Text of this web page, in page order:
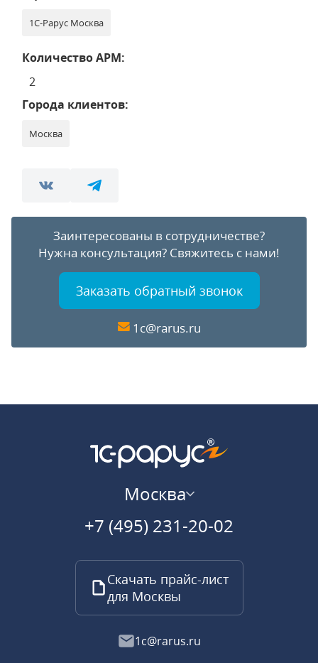
1С-Рарус Москва
Количество АРМ:
2
Города клиентов:
Москва
Заинтересованы в сотрудничестве?
Нужна консультация? Свяжитесь с нами!
Заказать обратный звонок
1c@rarus.ru
Москва
+7 (495) 231-20-02
Скачать прайс-лист
для Москвы
1c@rarus.ru